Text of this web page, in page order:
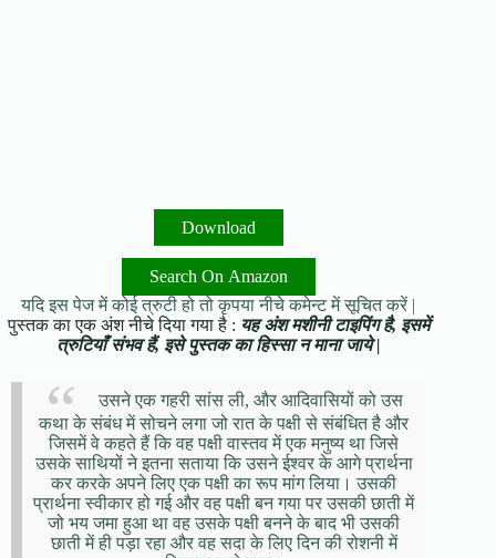
Download
Search On Amazon
यदि इस पेज में कोई त्रुटी हो तो कृपया नीचे कमेन्ट में सूचित करें |
पुस्तक का एक अंश नीचे दिया गया है : यह अंश मशीनी टाइपिंग है, इसमें
त्रुटियाँ संभव हैं, इसे पुस्तक का हिस्सा न माना जाये |
उसने एक गहरी सांस ली, और आदिवासियों को उस
कथा के संबंध में सोचने लगा जो रात के पक्षी से संबंधित है और
जिसमें वे कहते हैं कि वह पक्षी वास्तव में एक मनुष्य था जिसे
उसके साथियों ने इतना सताया कि उसने ईश्वर के आगे प्रार्थना
कर करके अपने लिए एक पक्षी का रूप मांग लिया। उसकी
प्रार्थना स्वीकार हो गई और वह पक्षी बन गया पर उसकी छाती में
जो भय जमा हुआ था वह उसके पक्षी बनने के बाद भी उसकी
छाती में ही पड़ा रहा और वह सदा के लिए दिन की रोशनी में